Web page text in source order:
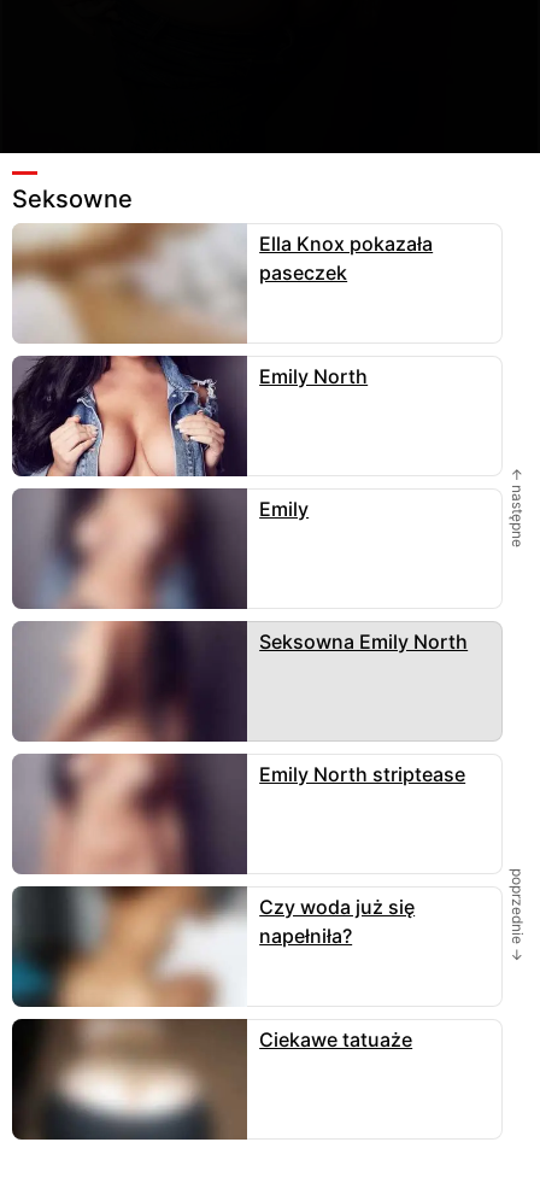
3 379 Wyślij Ulubione
VeryBadBoy zamieścił fotkę
kB w kategoriiseksowne.
3 KOMENTARZE
fantasta
czyli córka P. Notht
15 mar 2020
vector
Ładne ujęcie - włosy pupcia cycuszki
29 kwi 2018
O tak patrz co się będzie działo
12 sty 2018 odpowiedz
Seksowne
Ella Knox pokazała
paseczek
Emily North
Emily
Seksowna Emily North
Emily North striptease
Czy woda już się
napełniła?
Ciekawe tatuaże
← następne
poprzednie →